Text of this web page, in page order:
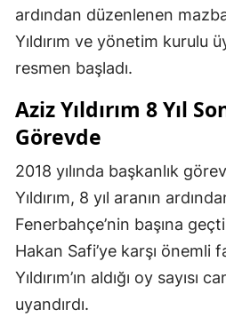
ardından düzenlenen
Yıldırım ve yönetim kurulu
resmen başladı.
Aziz Yıldırım 8 Yıl
Görevde
2018 yılında başkanlık
Yıldırım, 8 yıl aranın
Fenerbahçe’nin başına
Hakan Safi’ye karşı önemli
Yıldırım’ın aldığı oy sayısı
uyandırdı.